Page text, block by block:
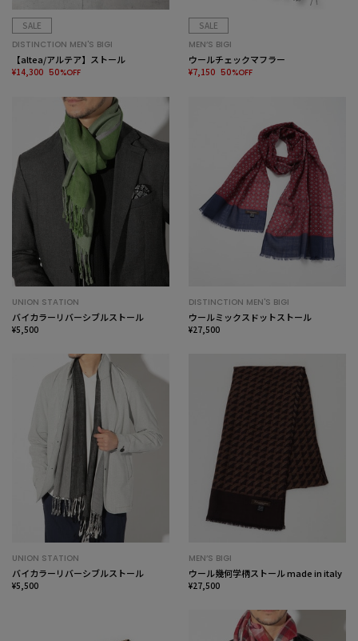
SALE
DISTINCTION MEN'S BIGI
【altea/アルテア】ストール
¥14,300 50%OFF
SALE
MEN’S BIGI
ウールチェックマフラー
¥7,150 50%OFF
UNION STATION
バイカラーリバーシブルストール
¥5,500
DISTINCTION MEN'S BIGI
ウールミックスドットストール
¥27,500
UNION STATION
バイカラーリバーシブルストール
¥5,500
MEN’S BIGI
ウール幾何学柄ストール made in italy
¥27,500